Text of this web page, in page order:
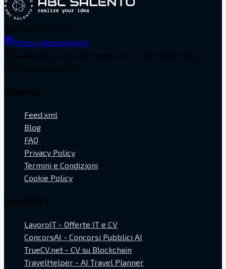
https://abcsalento.it
Feed.xml
Blog
FAQ
Privacy Policy
Termini e Condizioni
Cookie Policy
LavoroIT - Offerte IT e CV
ConcorsAI - Concorsi Pubblici AI
TrueCV.net - CV su Blockchain
TravelHelper - AI Travel Planner